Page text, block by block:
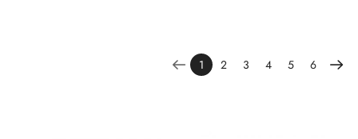
1 2 3 4 5 6